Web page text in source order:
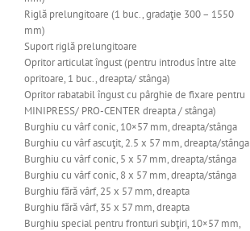
Riglă prelungitoare (1 buc., gradaţie 300 – 1550
mm)
Suport riglă prelungitoare
Opritor articulat îngust (pentru introdus între alte
opritoare, 1 buc., dreapta/ stânga)
Opritor rabatabil îngust cu pârghie de fixare pentru
MINIPRESS/ PRO-CENTER dreapta / stânga)
Burghiu cu vârf conic, 10×57 mm, dreapta/stânga
Burghiu cu vârf ascuţit, 2.5 x 57 mm, dreapta/stânga
Burghiu cu vârf conic, 5 x 57 mm, dreapta/stânga
Burghiu cu vârf conic, 8 x 57 mm, dreapta/stânga
Burghiu fără vârf, 25 x 57 mm, dreapta
Burghiu fără vârf, 35 x 57 mm, dreapta
Burghiu special pentru fronturi subţiri, 10×57 mm,